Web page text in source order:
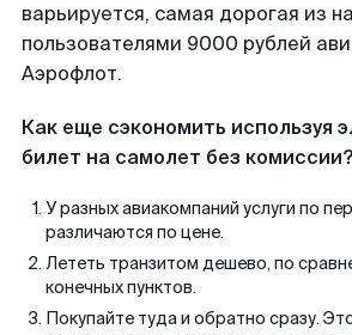
варьируется, самая дорогая из
пользователями 9000 рублей
Аэрофлот.
Как еще сэкономить используя
билет на самолет без комиссии?
У разных авиакомпаний услуги по
различаются по цене.
Лететь транзитом дешево, по
конечных пунктов.
Покупайте туда и обратно сразу.